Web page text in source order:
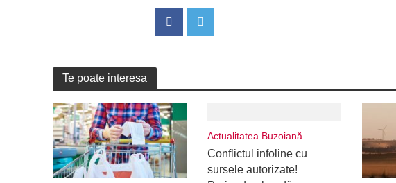
Te poate interesa
Actualitatea Buzoiană
Conflictul infoline cu
sursele autorizate!